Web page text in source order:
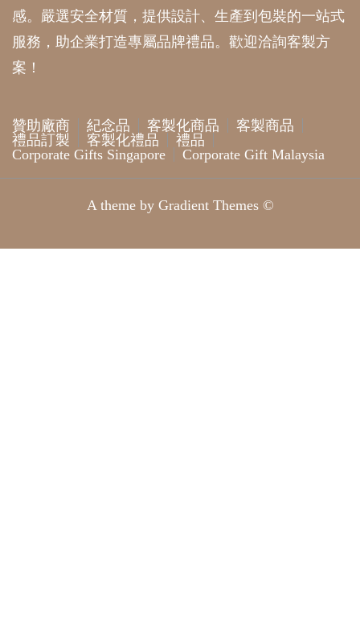
感。嚴選安全材質，提供設計、生產到包裝的一站式
服務，助企業打造專屬品牌禮品。歡迎洽詢客製方
案！
贊助廠商 紀念品 客製化商品
客製商品
禮品訂製
客製化禮品
禮品
Corporate Gifts Singapore
Corporate Gift Malaysia
A theme by Gradient Themes ©